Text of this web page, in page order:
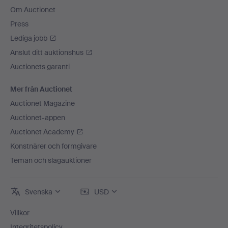
Om Auctionet
Press
Lediga jobb
Anslut ditt auktionshus
Auctionets garanti
Mer från Auctionet
Auctionet Magazine
Auctionet-appen
Auctionet Academy
Konstnärer och formgivare
Teman och slagauktioner
Svenska USD
Villkor